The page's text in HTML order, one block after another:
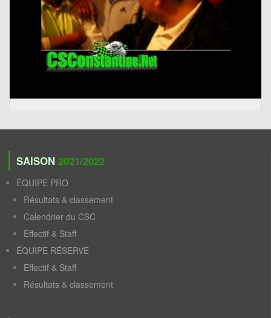
SAISON 2021/2022
ÉQUIPE PRO
Résultats & classement
Calendrier du CSC
Effectif & Staff
ÉQUIPE RÉSERVE
Effectif & Staff
Résultats & classement